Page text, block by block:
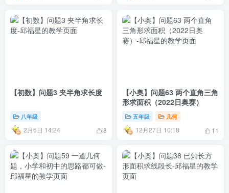
【初数】问题3 夹半角求长度
八年级
2月6日 14:24 8
【小奥】问题63 两个直角三角
形求面积（2022日奥赛）
五年级 几何
12月27日 10:18 11